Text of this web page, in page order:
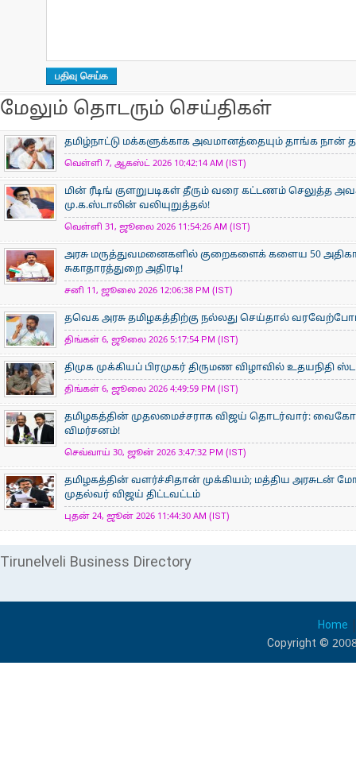
மேலும் தொடரும் செய்திகள்
தமிழ்நாட்டு மக்களுக்காக அவமானத்தையும் தாங்க நான்
வெள்ளி 7, ஆகஸ்ட் 2026 10:42:14 AM (IST)
மின் ரீடிங் குளறுபடிகள் தீரும் வரை கட்டணம் செலுத்த
மு.க.ஸ்டாலின் வலியுறுத்தல்!
வெள்ளி 31, ஜூலை 2026 11:54:26 AM (IST)
அரசு மருத்துவமனைகளில் குறைகளைக் களைய 50
சுகாதாரத்துறை அதிரடி!
சனி 11, ஜூலை 2026 12:06:38 PM (IST)
தவெக அரசு தமிழகத்திற்கு நல்லது செய்தால்
திங்கள் 6, ஜூலை 2026 5:17:54 PM (IST)
திமுக முக்கியப் பிரமுகர் திருமண விழாவில் உதயநிதி
திங்கள் 6, ஜூலை 2026 4:49:59 PM (IST)
தமிழகத்தின் முதலமைச்சராக விஜய் தொடர்வார்: வைகோ
விமர்சனம்!
செவ்வாய் 30, ஜூன் 2026 3:47:32 PM (IST)
தமிழகத்தின் வளர்ச்சிதான் முக்கியம்; மத்திய அரசுடன்
முதல்வர் விஜய் திட்டவட்டம்
புதன் 24, ஜூன் 2026 11:44:30 AM (IST)
Tirunelveli Business Directory
Home
Copyright ©